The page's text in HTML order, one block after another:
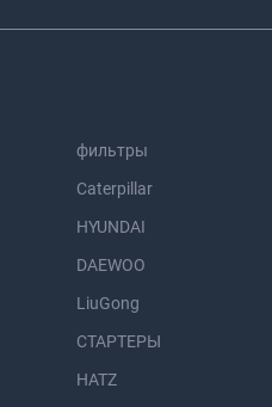
фильтры
Caterpillar
HYUNDAI
DAEWOO
LiuGong
СТАРТЕРЫ
HATZ